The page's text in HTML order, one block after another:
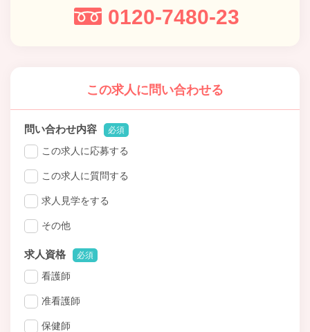
0120-7480-23
この求人に問い合わせる
問い合わせ内容 必須
この求人に応募する
この求人に質問する
求人見学をする
その他
求人資格 必須
看護師
准看護師
保健師